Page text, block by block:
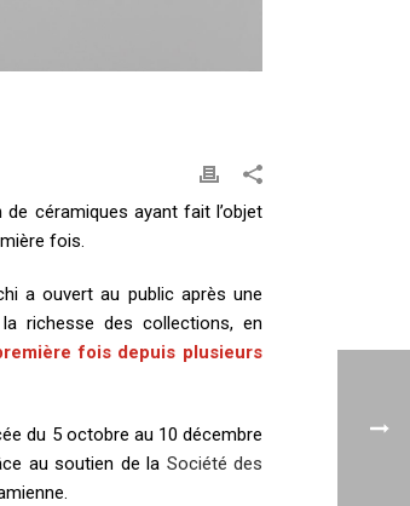
céramiques ayant fait l’objet
fois.
a ouvert au public après une
richesse des collections, en
fois depuis plusieurs
du 5 octobre au 10 décembre
au soutien de la Société des